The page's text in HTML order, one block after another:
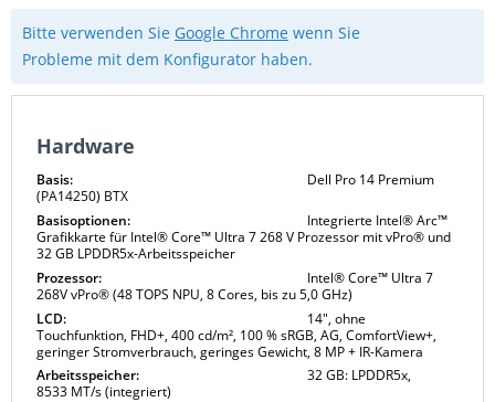
Bitte verwenden Sie Google Chrome wenn Sie
Probleme mit dem Konfigurator haben.
Hardware
Basis:
Dell Pro 14 Premium
(PA14250) BTX
Basisoptionen:
Integrierte Intel® Arc™
Grafikkarte für Intel® Core™ Ultra 7 268 V Prozessor mit vPro® und
32 GB LPDDR5x-Arbeitsspeicher
Prozessor:
Intel® Core™ Ultra 7
268V vPro® (48 TOPS NPU, 8 Cores, bis zu 5,0 GHz)
LCD:
14", ohne
Touchfunktion, FHD+, 400 cd/m², 100 % sRGB, AG, ComfortView+,
geringer Stromverbrauch, geringes Gewicht, 8 MP + IR-Kamera
Arbeitsspeicher:
32 GB: LPDDR5x,
8533 MT/s (integriert)